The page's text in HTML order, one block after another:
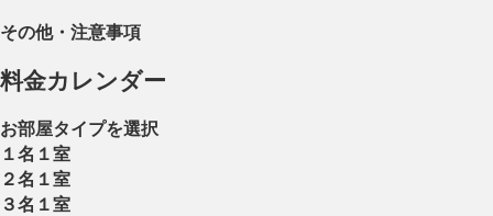
その他・注意事項
料金カレンダー
お部屋タイプを選択
１名１室
２名１室
３名１室